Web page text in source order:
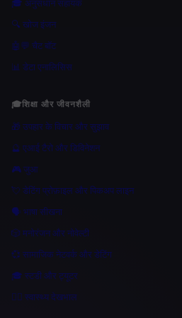
🎓 अनुसंधान सहायक
🔍 खोज इंजन
🤖💬 चैट बॉट
📊 डेटा एनालिसिस
🎓शिक्षा और जीवनशैली
🎁 उपहार के विचार और सुझाव
🔮 एआई टैरो और डिविनेशन
🎮 जुआ
💘 डेटिंग प्रोफ़ाइल और पिकअप लाइन
🗣️ भाषा सीखना
🎲 मनोरंजन और नोवेल्टी
💞 सामाजिक नेटवर्क और डेटिंग
🎓 स्टडी और ट्यूटर
👩‍⚕️ स्वास्थ्य देखभाल